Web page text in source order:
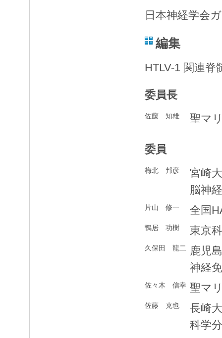
日本神経学会
編集
HTLV-1 関連
委員長
佐藤 知雄 聖マ
委員
梅北 邦彦
宮崎
脳神
片山 修一 全国
鴨居 功樹 東京
久保田 龍二
鹿児
神経
佐々木 信幸 聖マ
佐藤 克也
長崎
科学